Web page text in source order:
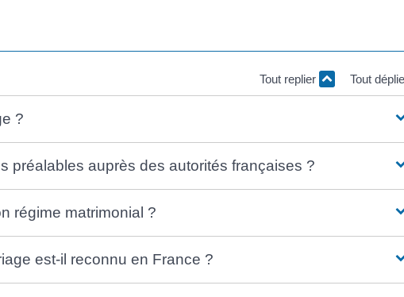
Tout replier Tout
?
préalables auprès des autorités françaises ?
régime matrimonial ?
est-il reconnu en France ?